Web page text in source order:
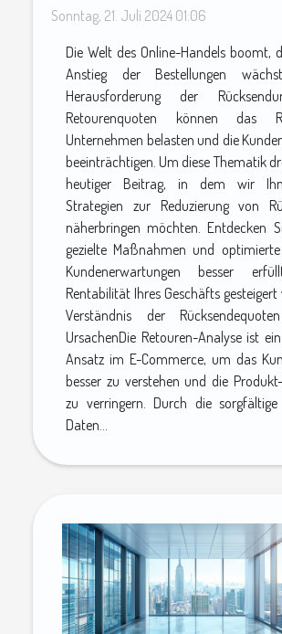
Sonntag, 21. Juli 2024 01:06
Die Welt des Online-Handels boomt,
Anstieg der Bestellungen
Herausforderung der
Retourenquoten können das
Unternehmen belasten und die
beeinträchtigen. Um diese Thematik
heutiger Beitrag, in dem wir
Strategien zur Reduzierung von
näherbringen möchten. Entdecken
gezielte Maßnahmen und
Kundenerwartungen besser
Rentabilität Ihres Geschäfts gesteigert
Verständnis der
UrsachenDie Retouren-Analyse ist
Ansatz im E-Commerce, um das
besser zu verstehen und die
zu verringern. Durch die
Daten...